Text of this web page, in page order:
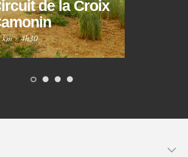
de la Croix
·4h30